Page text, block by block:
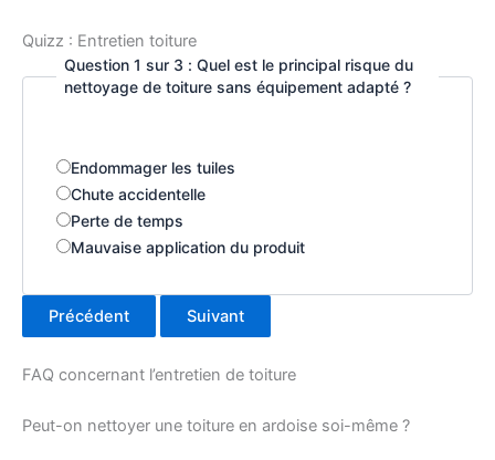
Quizz : Entretien toiture
Question 1 sur 3 : Quel est le principal risque du
nettoyage de toiture sans équipement adapté ?
Endommager les tuiles
Chute accidentelle
Perte de temps
Mauvaise application du produit
Précédent Suivant
FAQ concernant l’entretien de toiture
Peut-on nettoyer une toiture en ardoise soi-même ?